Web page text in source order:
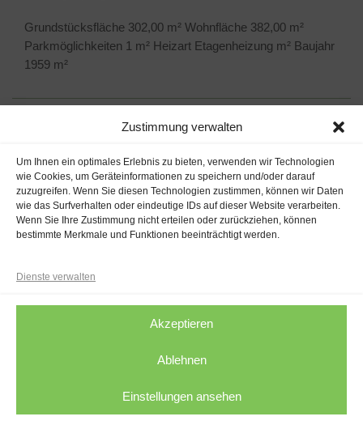
Zustimmung verwalten
Um Ihnen ein optimales Erlebnis zu bieten, verwenden wir Technologien
wie Cookies, um Geräteinformationen zu speichern und/oder darauf
zuzugreifen. Wenn Sie diesen Technologien zustimmen, können wir Daten
wie das Surfverhalten oder eindeutige IDs auf dieser Website verarbeiten.
Wenn Sie Ihre Zustimmung nicht erteilen oder zurückziehen, können
bestimmte Merkmale und Funktionen beeinträchtigt werden.
Dienste verwalten
Akzeptieren
Ablehnen
Einstellungen ansehen
Grundstücksfläche 302,00 m² Wohnfläche 382,00 m²
Parkmöglichkeiten 1 m² Heizart Etagenheizung m² Baujahr
1959 m²
VERTRAG WIDERRUFEN (B2C)
Immobilien
Über uns
Website Umsetzung durch amicaldo |